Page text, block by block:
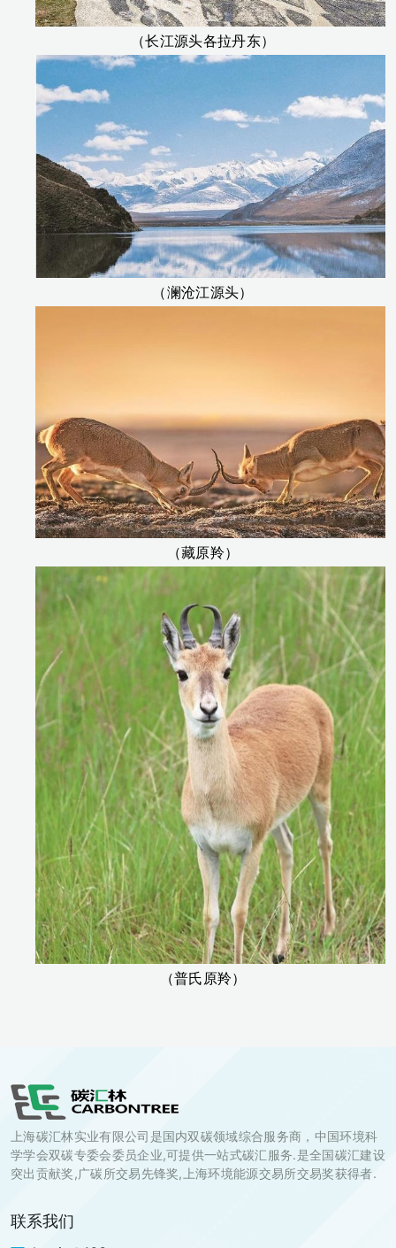
（长江源头各拉丹东）
（澜沧江源头）
（藏原羚）
（普氏原羚）
上海碳汇林实业有限公司是国内双碳领域综合服务商，中国环境科
学学会双碳专委会委员企业,可提供一站式碳汇服务.是全国碳汇建设
突出贡献奖,广碳所交易先锋奖,上海环境能源交易所交易奖获得者.
联系我们